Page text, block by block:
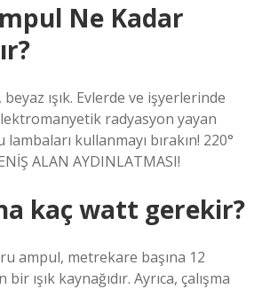
Ne Kadar
ışık. Evlerde ve işyerlerinde
radyasyon yayan
kullanmayı bırakın! 220°
ALAN AYDINLATMASI!
kaç watt gerekir?
ampul, metrekare başına 12
ışık kaynağıdır. Ayrıca, çalışma